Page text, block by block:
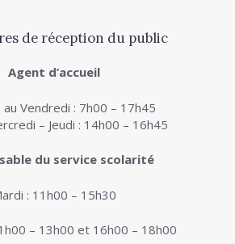
de réception du public
Agent d’accueil
au Vendredi : 7h00 – 17h45
– Jeudi : 14h00 – 16h45
du service scolarité
: 11h00 – 15h30
– 13h00 et 16h00 – 18h00